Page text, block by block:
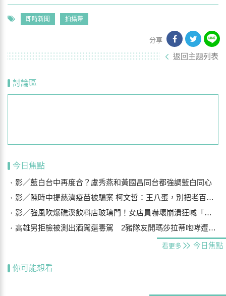
即時新聞 拍攝帶
分享
返回主題列表
討論區
今日焦點
影／藍白台中再度合？盧秀燕和黃國昌同台都強調藍白同心
影／陳時中提慈濟疫苗被騙案 柯文哲：王八蛋，別把老百姓當白痴
影／強風吹爆礁溪飲料店玻璃門！女店員嚇壞崩潰狂喊「手機在哪？」
高雄男拒檢被測出酒駕還毒駕 2豬隊友開瑪莎拉蒂咆哮遭警壓制
看更多 今日焦點
你可能想看